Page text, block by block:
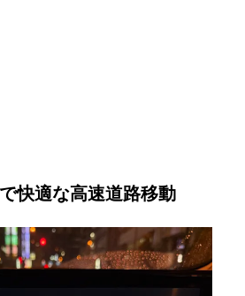
快適な高速道路移動